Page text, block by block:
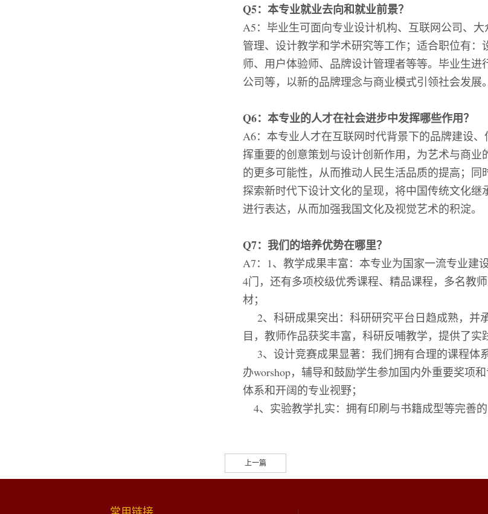
Q5：本专业就业去向和就业前景？
A5：毕业生可面向专业设计机构、互联网公司、
管理、设计教学和学术研究等工作；适合职位有
师、用户体验师、品牌设计管理者等等。毕业生
公司等，以新的品牌理念与商业模式引领社会发展。
Q6：本专业的人才在社会进步中发挥哪些作用？
A6：本专业人才在互联网时代背景下的品牌建设
挥重要的创意策划与设计创新作用，为艺术与商
的更多可能性，从而推动人民生活品质的提高；
探索新时代下设计文化的呈现，将中国传统文化
进行表达，从而加强我国文化及视觉艺术的积淀。
Q7：我们的培养优势在哪里？
A7： 1、教学成果丰富：本专业为国家一流专业建
4门，还有多项校级优秀课程、精品课程，多名教
材；
2、科研成果突出：科研研究平台日趋成熟，
目，教师作品获奖丰富，科研反哺教学，提供了实
3、设计竞赛成果显著：我们拥有合理的课程
办worshop，辅导和鼓励学生参加国内外重要奖项
体系和开阔的专业视野；
4、实验教学扎实：拥有印刷与书籍成型等完善
上一篇